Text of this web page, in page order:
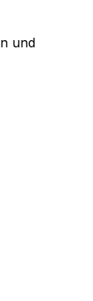
und